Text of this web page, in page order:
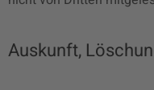
Auskunft,